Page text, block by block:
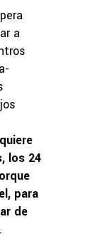
a
los 24
para
de